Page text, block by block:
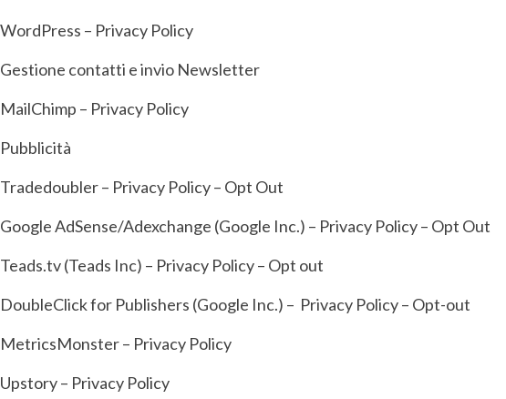
WordPress – Privacy Policy
Gestione contatti e invio Newsletter
MailChimp – Privacy Policy
Pubblicità
Tradedoubler – Privacy Policy – Opt Out
Google AdSense/Adexchange (Google Inc.) – Privacy Policy – Opt Out
Teads.tv (Teads Inc) – Privacy Policy – Opt out
DoubleClick for Publishers (Google Inc.) – Privacy Policy – Opt-out
MetricsMonster – Privacy Policy
Upstory – Privacy Policy